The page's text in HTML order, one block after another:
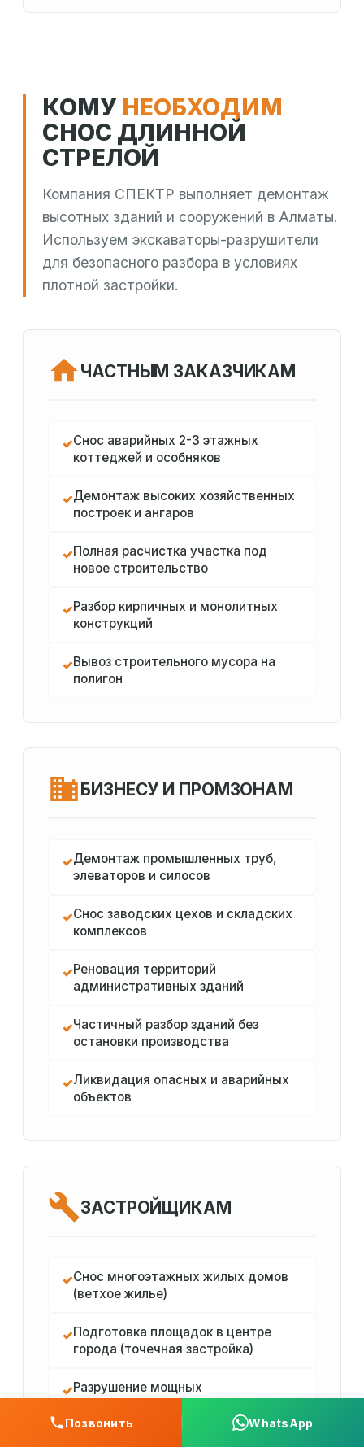
Позвонить WhatsApp
КОМУ НЕОБХОДИМ
СНОС ДЛИННОЙ
СТРЕЛОЙ
Компания СПЕКТР выполняет демонтаж
высотных зданий и сооружений в Алматы.
Используем экскаваторы-разрушители
для безопасного разбора в условиях
плотной застройки.
ЧАСТНЫМ ЗАКАЗЧИКАМ
✓Снос аварийных 2-3 этажных
коттеджей и особняков
✓Демонтаж высоких хозяйственных
построек и ангаров
✓Полная расчистка участка под
новое строительство
✓Разбор кирпичных и монолитных
конструкций
✓Вывоз строительного мусора на
полигон
БИЗНЕСУ И ПРОМЗОНАМ
✓Демонтаж промышленных труб,
элеваторов и силосов
✓Снос заводских цехов и складских
комплексов
✓Реновация территорий
административных зданий
✓Частичный разбор зданий без
остановки производства
✓Ликвидация опасных и аварийных
объектов
ЗАСТРОЙЩИКАМ
✓Снос многоэтажных жилых домов
(ветхое жилье)
✓Подготовка площадок в центре
города (точечная застройка)
✓Разрушение мощных